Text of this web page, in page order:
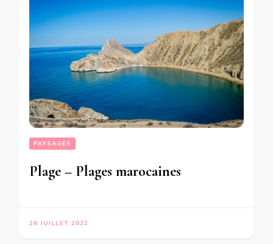
PAYSAGES
Plage – Plages marocaines
26 JUILLET 2022